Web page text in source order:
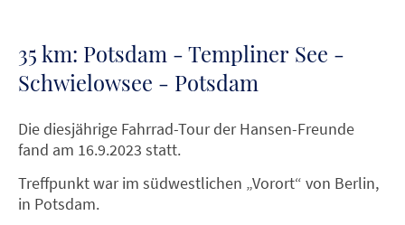
35 km: Potsdam - Templiner See -
Schwielowsee - Potsdam
Die diesjährige Fahrrad-Tour der Hansen-Freunde
fand am 16.9.2023 statt.
Treffpunkt war im südwestlichen „Vorort“ von Berlin,
in Potsdam.